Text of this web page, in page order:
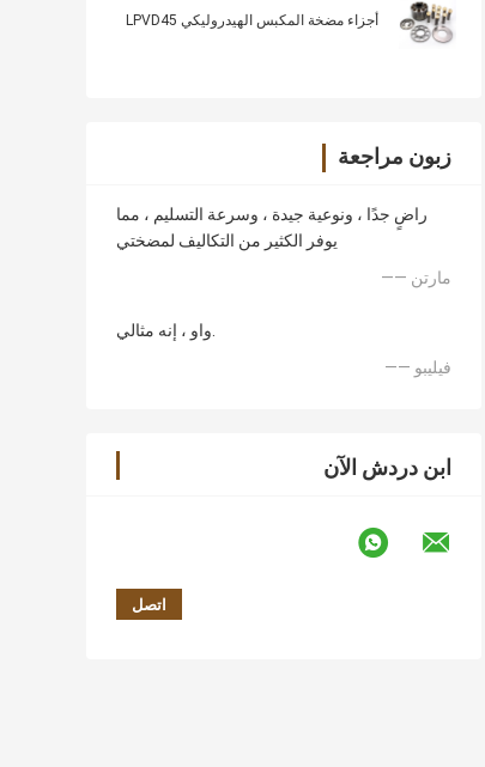
أجزاء مضخة المكبس الهيدروليكي LPVD45
زبون مراجعة
راضٍ جدًا ، ونوعية جيدة ، وسرعة التسليم ، مما
يوفر الكثير من التكاليف لمضختي
—— مارتن
واو ، إنه مثالي.
—— فيليبو
ابن دردش الآن